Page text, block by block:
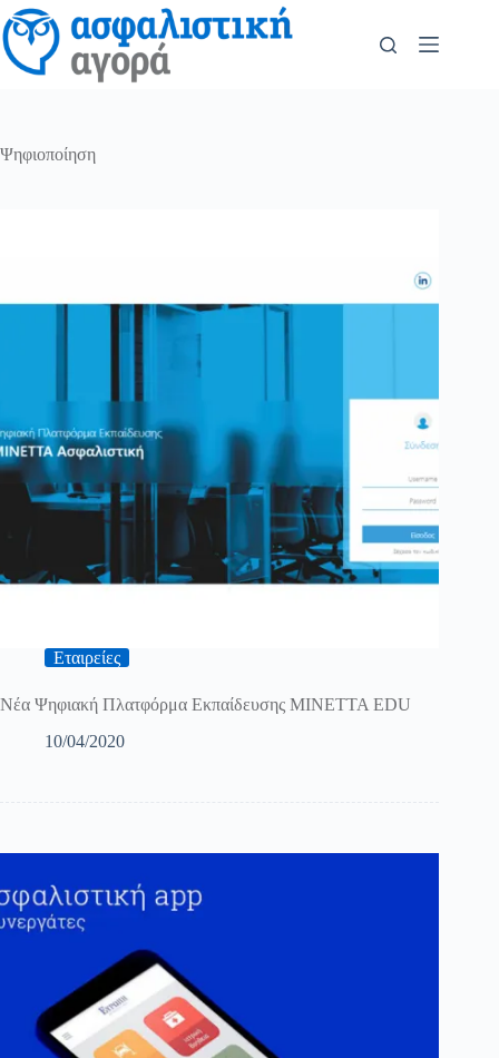
Ψηφιοποίηση
Εταιρείες
Νέα Ψηφιακή Πλατφόρμα Εκπαίδευσης ΜΙΝΕΤΤΑ EDU
10/04/2020